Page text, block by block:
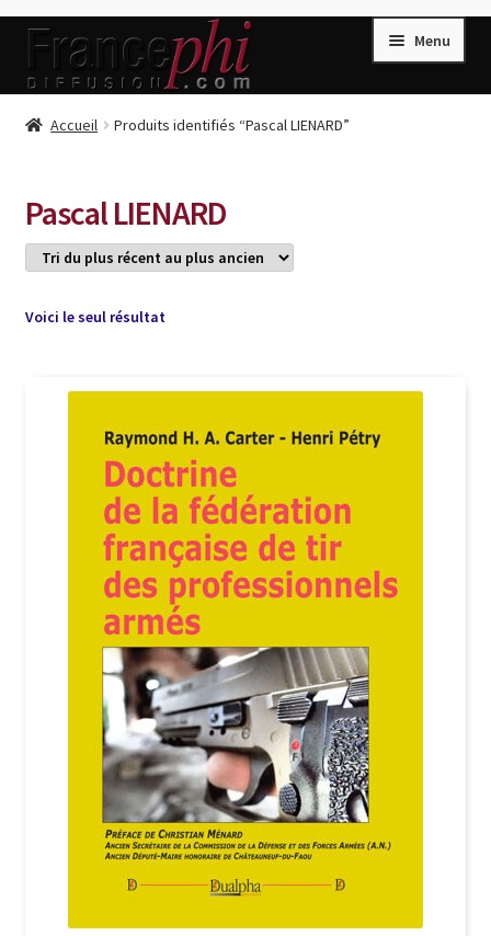
Aller
la
Aller
contenu
Menu
Accueil
Conditions de Vente
Connection
Listes d’Envies
Livres de Peter Randa
Livres de Philippe Randa
Login Customizer
Newsletter
Nous Contacter
Politique de confidentialité et cookies
Qui sommes-nous ?
Soutien à Philippe Randa
Suivi de la Commande
Accueil Produits identifiés “Pascal LIENARD”
Pascal LIENARD
Voici le seul résultat